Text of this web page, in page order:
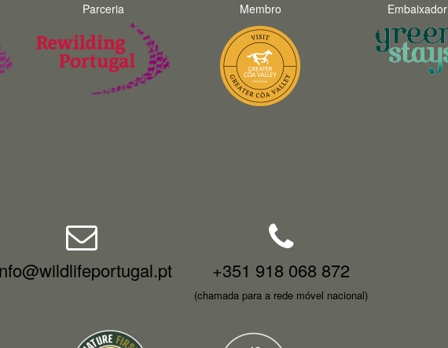
Parceria Membro Embaixador
+351 918 068 872
(chamada para a rede móvel nacional)